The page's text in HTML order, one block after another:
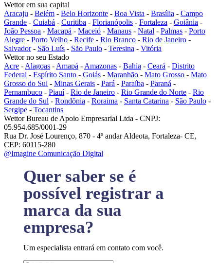
Wettor em sua capital
Aracaju - Belém - Belo Horizonte - Boa Vista - Brasília - Campo
Grande - Cuiabá - Curitiba - Florianópolis - Fortaleza - Goiânia -
João Pessoa - Macapá - Maceió - Manaus - Natal - Palmas - Porto
Alegre - Porto Velho - Recife - Rio Branco - Rio de Janeiro -
Salvador- São Luís - São Paulo - Teresina - Vitória
Wettor no seu Estado
Acre - Alagoas - Amapá - Amazonas - Bahia - Ceará - Distrito
Federal - Espírito Santo - Goiás - Maranhão - Mato Grosso - Mato
Grosso do Sul - Minas Gerais - Pará - Paraíba - Paraná -
Pernambuco - Piauí- Rio de Janeiro - Rio Grande do Norte - Rio
Grande do Sul - Rondônia - Roraima - Santa Catarina - São Paulo -
Sergipe - Tocantins
Wettor Bureau de Apoio Empresarial Ltda - CNPJ:
05.954.685/0001-29
Rua Dr. José Lourenço, 870 - 4º andar Aldeota, Fortaleza- CE,
CEP: 60115-280
@Imagine Comunicação Digital
Quer saber se é
possível registrar a
marca da sua
empresa?
Um especialista entrará em contato com você.